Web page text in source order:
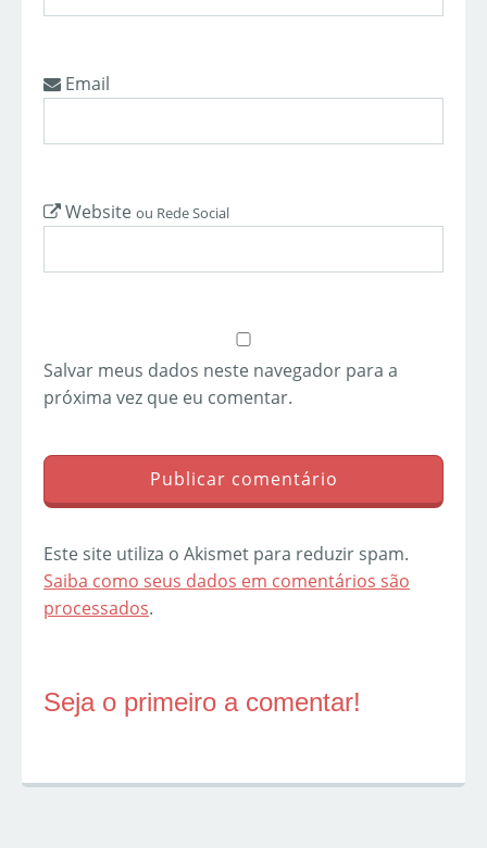
Email
Website ou Rede Social
Salvar meus dados neste navegador para a
próxima vez que eu comentar.
Este site utiliza o Akismet para reduzir spam.
Saiba como seus dados em comentários são
processados.
Seja o primeiro a comentar!